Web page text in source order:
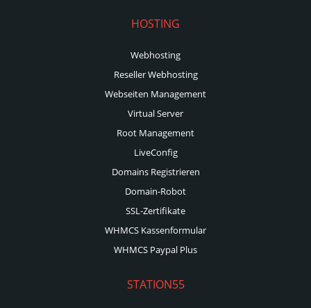
HOSTING
Webhosting
Reseller Webhosting
Webseiten Management
Virtual Server
Root Management
LiveConfig
Domains Registrieren
Domain-Robot
SSL-Zertifikate
WHMCS Kassenformular
WHMCS Paypal Plus
STATION55